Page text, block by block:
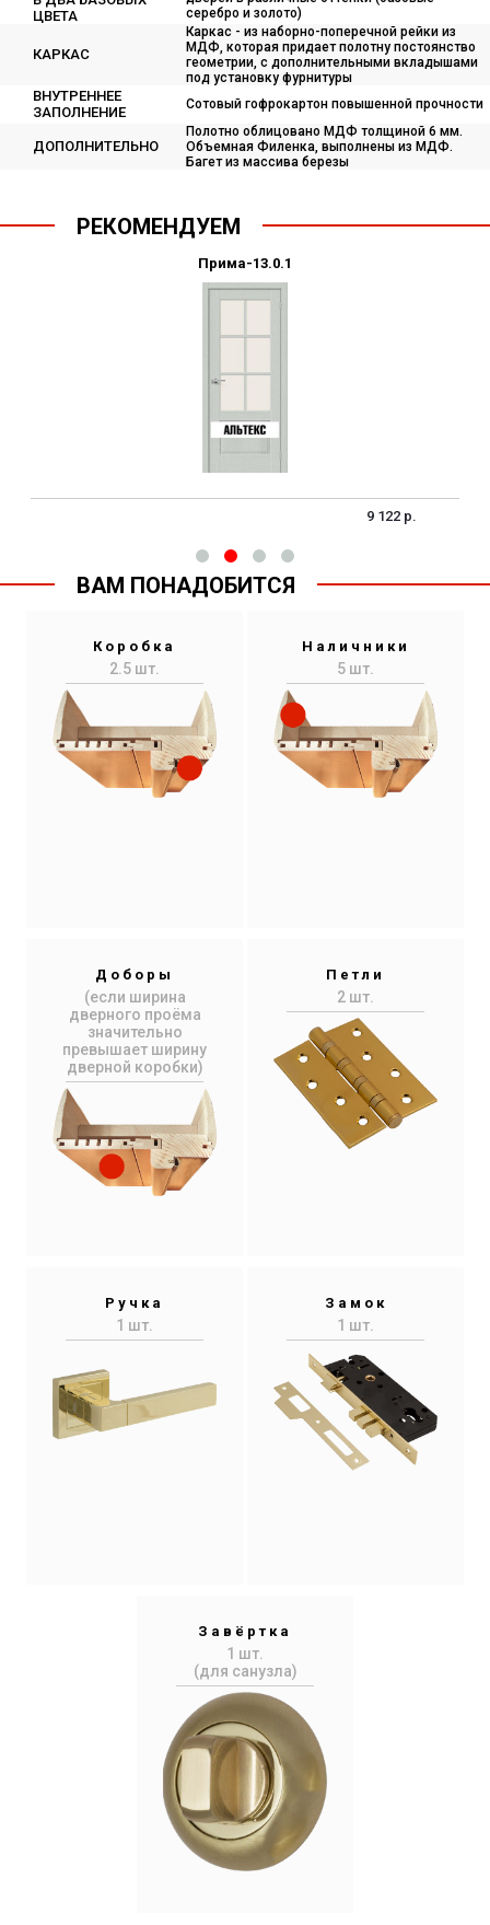
ЦВЕТА
серебро и золото)
КАРКАС
Каркас - из наборно-поперечной рейки из
МДФ, которая придает полотну постоянство
геометрии, с дополнительными вкладышами
под установку фурнитуры
ВНУТРЕННЕЕ
ЗАПОЛНЕНИЕ
Сотовый гофрокартон повышенной прочности
ДОПОЛНИТЕЛЬНО
Полотно облицовано МДФ толщиной 6 мм.
Объемная Филенка, выполнены из МДФ.
Багет из массива березы
РЕКОМЕНДУЕМ
Прима-13.0.1
9 122 р.
ВАМ ПОНАДОБИТСЯ
Коробка
2.5 шт.
Наличники
5 шт.
Доборы
(если ширина
дверного проёма
значительно
превышает ширину
дверной коробки)
Петли
2 шт.
Ручка
1 шт.
Замок
1 шт.
Завёртка
1 шт.
(для санузла)